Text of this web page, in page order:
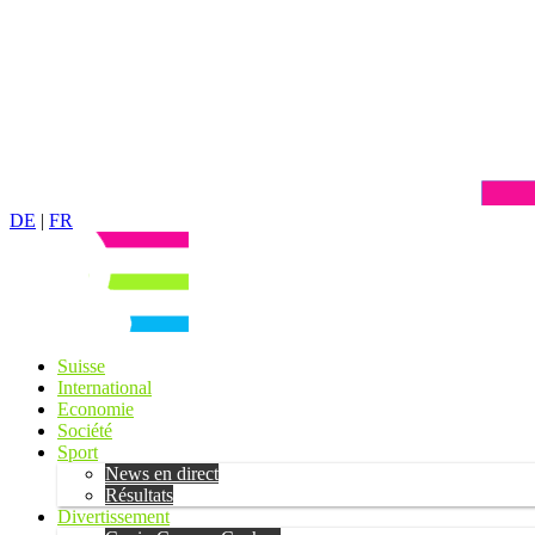
DE | FR
Suisse
International
Economie
Société
Sport
News en direct
Résultats
Divertissement